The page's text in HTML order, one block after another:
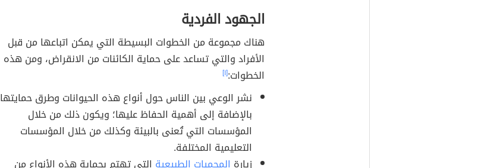
الجهود الفردية
هناك مجموعة من الخطوات البسيطة التي يمكن اتباعها من قبل
الأفراد والتي تساعد على حماية الكائنات من الانقراض، ومن هذه
الخطوات:[١]
نشر الوعي بين الناس حول أنواع هذه الحيوانات وطرق حمايتها
بالإضافة إلى أهمية الحفاظ عليها؛ ويكون ذلك من خلال
المؤسسات التي تُعنى بالبيئة وكذلك من خلال المؤسسات
التعليمية المختلفة.
زيارة المحميات الطبيعية التي تهتم بحماية هذه الأنواع من